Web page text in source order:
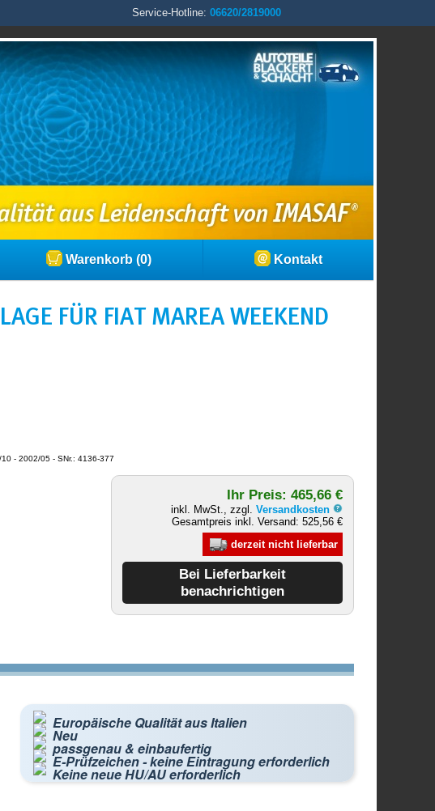
Service-Hotline: 06620/2819000
Warenkorb (0) Kontakt
FÜR FIAT MAREA WEEKEND
- 2002/05 - SNr.: 4136-377
Ihr Preis: 465,66 €
inkl. MwSt., zzgl.Versandkosten
Gesamtpreis inkl. Versand: 525,56 €
derzeit nicht lieferbar
Europäische Qualität aus Italien
Neu
passgenau & einbaufertig
E-Prüfzeichen - keine Eintragung erforderlich
Keine neue HU/AU erforderlich